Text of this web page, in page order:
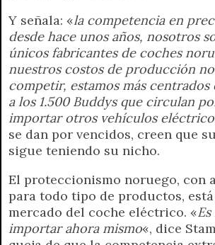
Y señala: «la competencia en
desde hace unos años, nosotros
únicos fabricantes de coches
nuestros costos de producción
competir, estamos más
a los 1.500 Buddys que circulan
importar otros vehículos
se dan por vencidos, creen que
sigue teniendo su nicho.
El proteccionismo noruego, con
para todo tipo de productos,
mercado del coche eléctrico. «
importar ahora mismo«, dice